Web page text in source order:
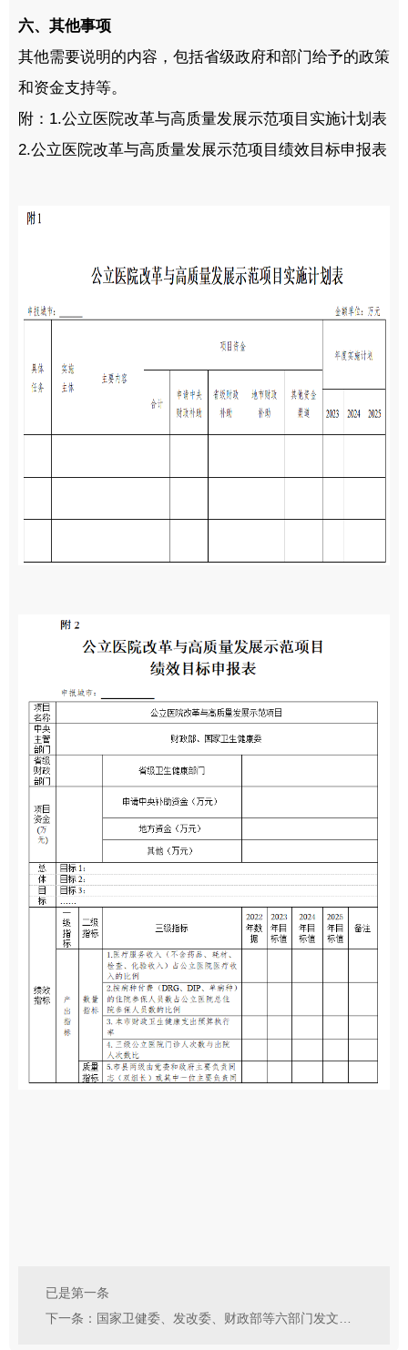
六、其他事项
其他需要说明的内容，包括省级政府和部门给予的政策
和资金支持等。
附：1.公立医院改革与高质量发展示范项目实施计划表
2.公立医院改革与高质量发展示范项目绩效目标申报表
已是第一条
下一条：国家卫健委、发改委、财政部等六部门发文：开展紧密型城市医疗集团建设试点工作